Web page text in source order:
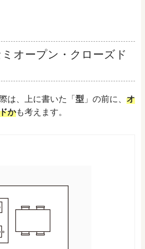
オープン・クローズド
は、上に書いた「 型 」の前に、 オ
かも考えます。